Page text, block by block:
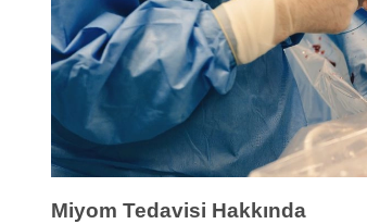
Miyom Tedavisi Hakkında